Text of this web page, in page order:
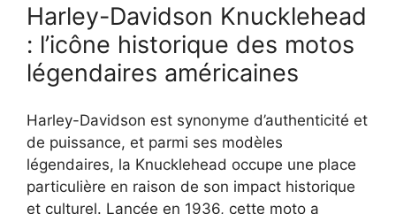
Harley-Davidson Knucklehead
: l’icône historique des motos
légendaires américaines
Harley-Davidson est synonyme d’authenticité et
de puissance, et parmi ses modèles
légendaires, la Knucklehead occupe une place
particulière en raison de son impact historique
et culturel. Lancée en 1936, cette moto a